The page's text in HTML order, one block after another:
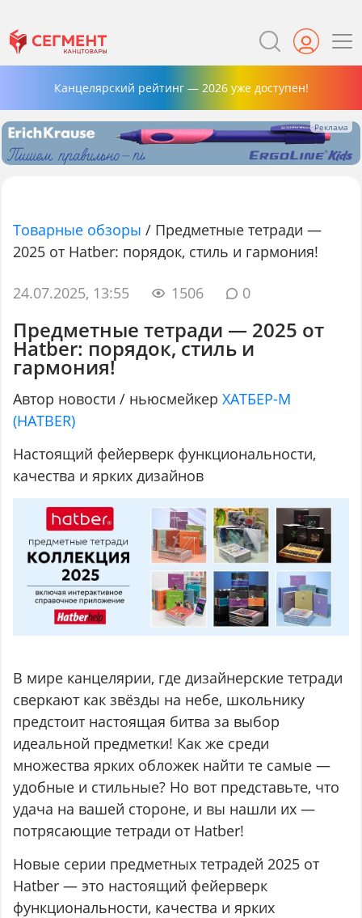
Канцелярский рейтинг — 2026 уже доступен!
Товарные обзоры / Предметные тетради —
2025 от Hatber: порядок, стиль и гармония!
24.07.2025, 13:55 1506 0
Предметные тетради — 2025 от
Hatber: порядок, стиль и
гармония!
Автор новости / ньюсмейкерХАТБЕР-М
(HATBER)
Настоящий фейерверк функциональности,
качества и ярких дизайнов
В мире канцелярии, где дизайнерские тетради
сверкают как звёзды на небе, школьнику
предстоит настоящая битва за выбор
идеальной предметки! Как же среди
множества ярких обложек найти те самые —
удобные и стильные? Но вот представьте, что
удача на вашей стороне, и вы нашли их —
потрясающие тетради от Hatber!
Новые серии предметных тетрадей 2025 от
Hatber — это настоящий фейерверк
функциональности, качества и ярких